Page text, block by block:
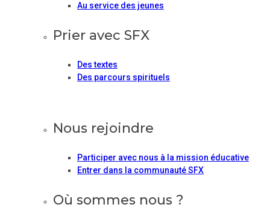
Au service des jeunes
Prier avec SFX
Des textes
Des parcours spirituels
Nous rejoindre
Participer avec nous à la mission éducative
Entrer dans la communauté SFX
Où sommes nous ?